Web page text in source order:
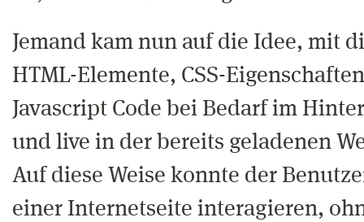
Jemand kam nun auf die Idee, mit
HTML-Elemente, CSS-
Javascript Code bei Bedarf im
und live in der bereits geladenen
Auf diese Weise konnte der
einer Internetseite interagieren,